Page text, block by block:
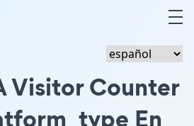
Visitor Counter
En